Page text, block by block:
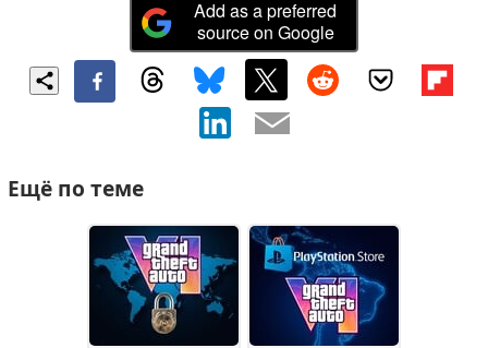
Add as a preferred
source on Google
Ещё по теме